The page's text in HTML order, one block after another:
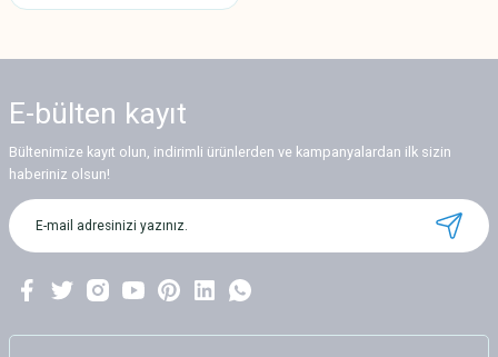
E-bülten kayıt
Bültenimize kayıt olun, indirimli ürünlerden ve kampanyalardan ilk sizin
haberiniz olsun!